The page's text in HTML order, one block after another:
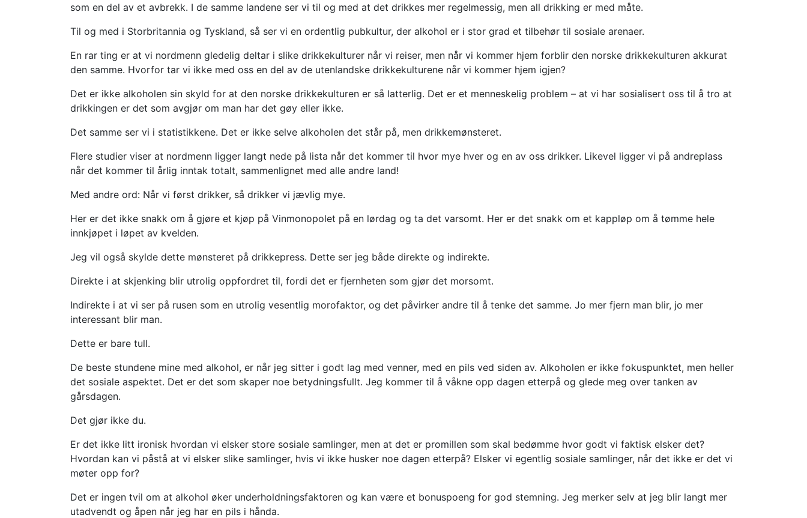
som en del av et avbrekk. I de samme landene ser vi til og med at det drikkes mer regelmessig, men all drikking er med måte.
Til og med i Storbritannia og Tyskland, så ser vi en ordentlig pubkultur, der alkohol er i stor grad et tilbehør til sosiale arenaer.
En rar ting er at vi nordmenn gledelig deltar i slike drikkekulturer når vi reiser, men når vi kommer hjem forblir den norske drikkekulturen akkurat
den samme. Hvorfor tar vi ikke med oss en del av de utenlandske drikkekulturene når vi kommer hjem igjen?
Det er ikke alkoholen sin skyld for at den norske drikkekulturen er så latterlig. Det er et menneskelig problem – at vi har sosialisert oss til å tro at
drikkingen er det som avgjør om man har det gøy eller ikke.
Det samme ser vi i statistikkene. Det er ikke selve alkoholen det står på, men drikkemønsteret.
Flere studier viser at nordmenn ligger langt nede på lista når det kommer til hvor mye hver og en av oss drikker. Likevel ligger vi på andreplass
når det kommer til årlig inntak totalt, sammenlignet med alle andre land!
Med andre ord: Når vi først drikker, så drikker vi jævlig mye.
Her er det ikke snakk om å gjøre et kjøp på Vinmonopolet på en lørdag og ta det varsomt. Her er det snakk om et kappløp om å tømme hele
innkjøpet i løpet av kvelden.
Jeg vil også skylde dette mønsteret på drikkepress. Dette ser jeg både direkte og indirekte.
Direkte i at skjenking blir utrolig oppfordret til, fordi det er fjernheten som gjør det morsomt.
Indirekte i at vi ser på rusen som en utrolig vesentlig morofaktor, og det påvirker andre til å tenke det samme. Jo mer fjern man blir, jo mer
interessant blir man.
Dette er bare tull.
De beste stundene mine med alkohol, er når jeg sitter i godt lag med venner, med en pils ved siden av. Alkoholen er ikke fokuspunktet, men heller
det sosiale aspektet. Det er det som skaper noe betydningsfullt. Jeg kommer til å våkne opp dagen etterpå og glede meg over tanken av
gårsdagen.
Det gjør ikke du.
Er det ikke litt ironisk hvordan vi elsker store sosiale samlinger, men at det er promillen som skal bedømme hvor godt vi faktisk elsker det?
Hvordan kan vi påstå at vi elsker slike samlinger, hvis vi ikke husker noe dagen etterpå? Elsker vi egentlig sosiale samlinger, når det ikke er det vi
møter opp for?
Det er ingen tvil om at alkohol øker underholdningsfaktoren og kan være et bonuspoeng for god stemning. Jeg merker selv at jeg blir langt mer
utadvendt og åpen når jeg har en pils i hånda.